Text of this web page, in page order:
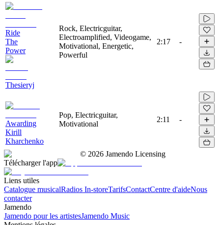
Ride
The
Power
Thesieryj
Rock, Electricguitar,
Electroamplified, Videogame,
Motivational, Energetic,
Powerful
2:17 -
Awarding
Kirill
Kharchenko
Pop, Electricguitar,
Motivational
2:11 -
© 2026 Jamendo Licensing
Télécharger l'app
Liens utiles
Catalogue musicalRadios In-storeTarifsContactCentre d'aideNous
contacter
Jamendo
Jamendo pour les artistesJamendo Music